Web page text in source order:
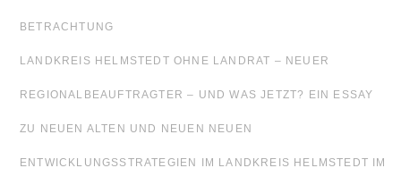
BETRACHTUNG
LANDKREIS HELMSTEDT OHNE LANDRAT – NEUER
REGIONALBEAUFTRAGTER – UND WAS JETZT? EIN ESSAY
ZU NEUEN ALTEN UND NEUEN NEUEN
ENTWICKLUNGSSTRATEGIEN IM LANDKREIS HELMSTEDT IM